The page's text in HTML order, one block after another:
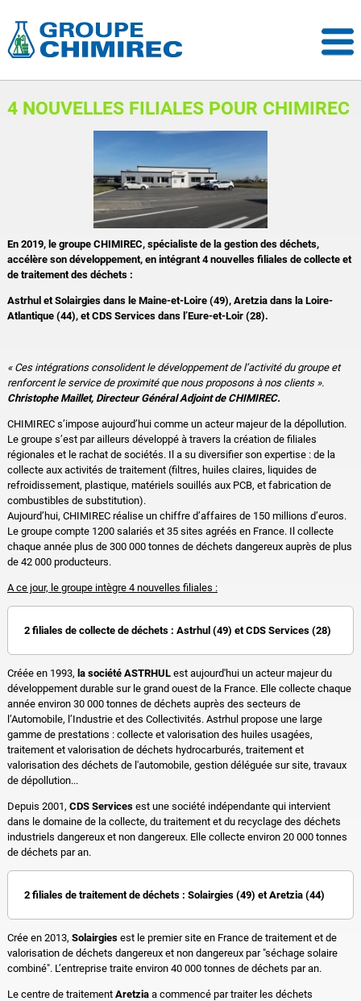
4 NOUVELLES FILIALES POUR CHIMIREC
En 2019, le groupe CHIMIREC, spécialiste de la gestion des déchets,
accélère son développement, en intégrant 4 nouvelles filiales de collecte et
de traitement des déchets :
Astrhul et Solairgies dans le Maine-et-Loire (49), Aretzia dans la Loire-
Atlantique (44), et CDS Services dans l’Eure-et-Loir (28).
« Ces intégrations consolident le développement de l’activité du groupe et
renforcent le service de proximité que nous proposons à nos clients ».
Christophe Maillet, Directeur Général Adjoint de CHIMIREC.
CHIMIREC s’impose aujourd’hui comme un acteur majeur de la dépollution.
Le groupe s’est par ailleurs développé à travers la création de filiales
régionales et le rachat de sociétés. Il a su diversifier son expertise : de la
collecte aux activités de traitement (filtres, huiles claires, liquides de
refroidissement, plastique, matériels souillés aux PCB, et fabrication de
combustibles de substitution).
Aujourd’hui, CHIMIREC réalise un chiffre d’affaires de 150 millions d’euros.
Le groupe compte 1200 salariés et 35 sites agréés en France. Il collecte
chaque année plus de 300 000 tonnes de déchets dangereux auprès de plus
de 42 000 producteurs.
A ce jour, le groupe intègre 4 nouvelles filiales :
2 filiales de collecte de déchets : Astrhul (49) et CDS Services (28)
Créée en 1993, la société ASTRHULest aujourd'hui un acteur majeur du
développement durable sur le grand ouest de la France. Elle collecte chaque
année environ 30 000 tonnes de déchets auprès des secteurs de
l’Automobile, l’Industrie et des Collectivités. Astrhul propose une large
gamme de prestations : collecte et valorisation des huiles usagées,
traitement et valorisation de déchets hydrocarburés, traitement et
valorisation des déchets de l'automobile, gestion déléguée sur site, travaux
de dépollution...
Depuis 2001, CDS Servicesest une société indépendante qui intervient
dans le domaine de la collecte, du traitement et du recyclage des déchets
industriels dangereux et non dangereux. Elle collecte environ 20 000 tonnes
de déchets par an.
2 filiales de traitement de déchets : Solairgies (49) et Aretzia (44)
Crée en 2013, Solairgiesest le premier site en France de traitement et de
valorisation de déchets dangereux et non dangereux par "séchage solaire
combiné". L’entreprise traite environ 40 000 tonnes de déchets par an.
Le centre de traitement Aretziaa commencé par traiter les déchets